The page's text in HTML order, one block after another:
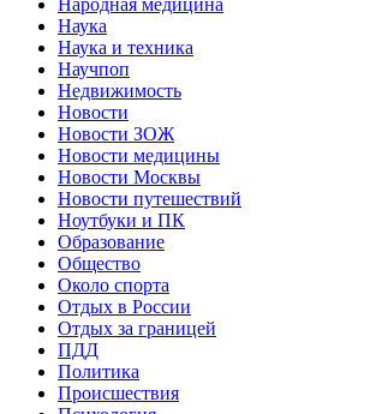
Наука
Наука и техника
Научпоп
Недвижимость
Новости
Новости ЗОЖ
Новости медицины
Новости Москвы
Новости путешествий
Ноутбуки и ПК
Образование
Общество
Около спорта
Отдых в России
Отдых за границей
ПДД
Политика
Происшествия